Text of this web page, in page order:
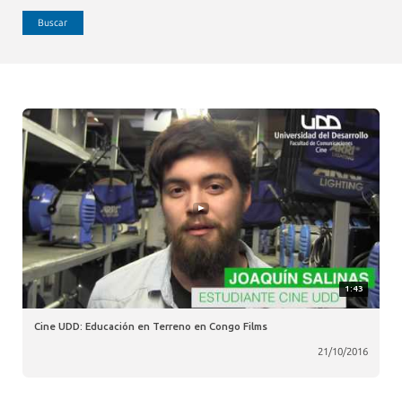
Buscar
1:43
Cine UDD: Educación en Terreno en Congo Films
21/10/2016